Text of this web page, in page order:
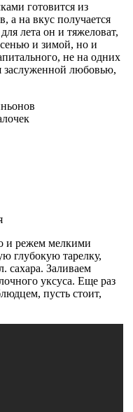
готовится из
а на вкус получается
лета он и тяжеловат,
и зимой, но и
не на одних
заслуженной любовью,
и режем мелкими
глубокую тарелку,
сахара. Заливаем
уксуса. Еще раз
пусть стоит,